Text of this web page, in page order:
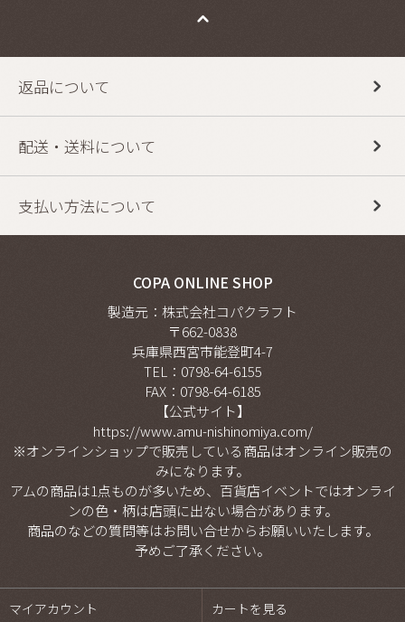
返品について
配送・送料について
支払い方法について
COPA ONLINE SHOP
製造元：株式会社コパクラフト
〒662-0838
兵庫県西宮市能登町4-7
TEL：0798-64-6155
FAX： 0798-64-6185
【公式サイト】
https://www.amu-nishinomiya.com/
※オンラインショップで販売している商品はオンライン販売の
みになります。
アムの商品は1点ものが多いため、百貨店イベントではオンライ
ンの色・柄は店頭に出ない場合があります。
商品のなどの質問等はお問い合せからお願いいたします。
予めご了承ください。
マイアカウント カートを見る